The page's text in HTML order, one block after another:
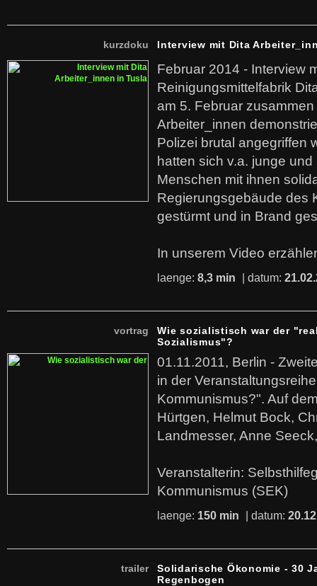
kurzdoku Interview mit Dita
Februar 2014 - Interview
Reinigungsmittelfabrik
am 5. Februar
Arbeiter_innen
Polizei brutal angegriffen
hatten sich v.a. junge
Menschen mit ihnen
Regierungsgebäude des
gestürmt und in Brand
In unserem Video
laenge: 8,3 min | datum:
vortrag
Wie sozialistisch war der
Sozialismus"?
01.11.2011, Berlin -
in der
Kommunismus?". Auf
Hürtgen, Helmut Bock,
Landmesser, Anne
Veranstalterin:
Kommunismus (SEK)
laenge: 150 min | datum:
trailer
Solidarische Ökonomie - 30
Regenbogen